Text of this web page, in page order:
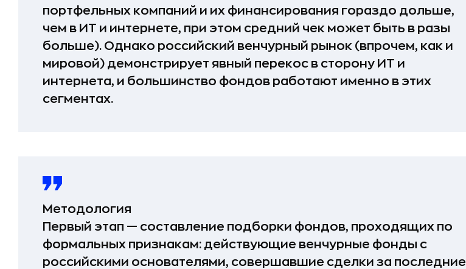
портфельных компаний и их финансирования гораздо дольше,
чем в ИТ и интернете, при этом средний чек может быть в разы
больше). Однако российский венчурный рынок (впрочем, как и
мировой) демонстрирует явный перекос в сторону ИТ и
интернета, и большинство фондов работают именно в этих
сегментах.
Методология
Первый этап — составление подборки фондов, проходящих по
формальных признакам: действующие венчурные фонды с
российскими основателями, совершавшие сделки за последние